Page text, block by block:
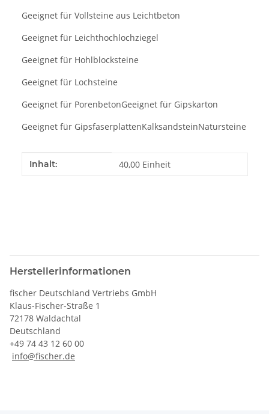
Geeignet für Vollsteine aus Leichtbeton
Geeignet für Leichthochlochziegel
Geeignet für Hohlblocksteine
Geeignet für Lochsteine
Geeignet für PorenbetonGeeignet für Gipskarton
Geeignet für GipsfaserplattenKalksandsteinNatursteine
Produkteigenschaft
Wert
Inhalt: 40,00 Einheit
Herstellerinformationen
fischer Deutschland Vertriebs GmbH
Klaus-Fischer-Straße 1
72178 Waldachtal
Deutschland
+49 74 43 12 60 00
info@fischer.de